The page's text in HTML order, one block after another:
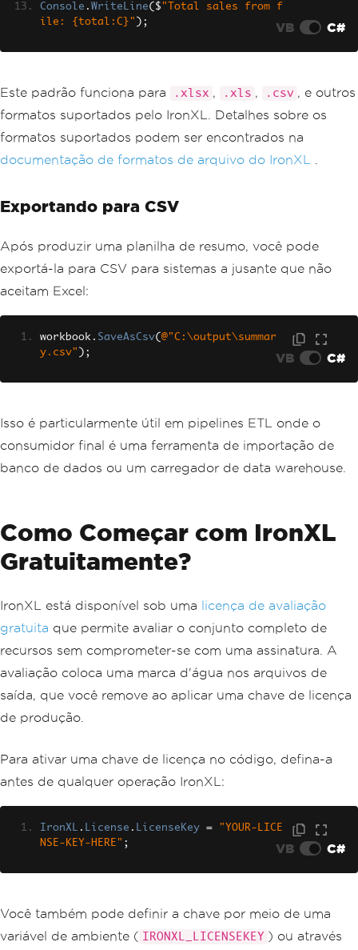
Console . WriteLine( $ "Total sales from f
ile: {total:C}" ); VB C#
Este padrão funciona para .xlsx , .xls , .csv , e outros
formatos suportados pelo IronXL. Detalhes sobre os
formatos suportados podem ser encontrados na
documentação de formatos de arquivo do IronXL
Exportando para CSV
Após produzir uma planilha de resumo, você pode
exportá-la para CSV para sistemas a jusante que não
aceitam Excel:
workbook . SaveAsCsv( @"C:\output\summar
y.csv" ); VB C#
Isso é particularmente útil em pipelines ETL onde o
consumidor final é uma ferramenta de importação de
banco de dados ou um carregador de data warehouse.
Como Começar com IronXL
Gratuitamente?
IronXL está disponível sob uma licença de avaliação
gratuita que permite avaliar o conjunto completo de
recursos sem comprometer-se com uma assinatura. A
avaliação coloca uma marca d'água nos arquivos de
saída, que você remove ao aplicar uma chave de licença
de produção.
Para ativar uma chave de licença no código, defina-a
antes de qualquer operação IronXL:
IronXL . License . LicenseKey =
"YOUR-LICE
NSE-KEY-HERE" ; VB C#
Você também pode definir a chave por meio de uma
variável de ambiente (
IRONXL_LICENSEKEY ) ou através